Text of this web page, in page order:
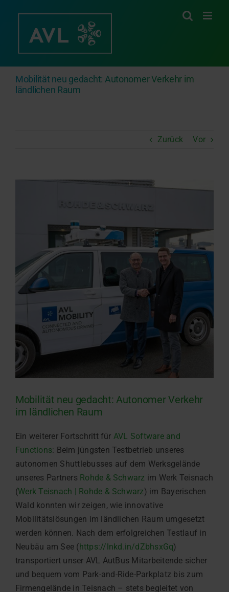
Mobilität neu gedacht: Autonomer Verkehr im
ländlichen Raum
Zurück Vor
Mobilität neu gedacht: Autonomer Verkehr
im ländlichen Raum
Ein weiterer Fortschritt für AVL Software and
Functions: Beim jüngsten Testbetrieb unseres
autonomen Shuttlebusses auf dem Werksgelände
unseres Partners Rohde & Schwarz im Werk Teisnach
(Werk Teisnach | Rohde & Schwarz) im Bayerischen
Wald konnten wir zeigen, wie innovative
Mobilitätslösungen im ländlichen Raum umgesetzt
werden können. Nach dem erfolgreichen Testlauf in
Neubäu am See (https://lnkd.in/dZbhsxGq)
transportiert unser AVL AutBus Mitarbeitende sicher
und bequem vom Park-and-Ride-Parkplatz bis zum
Firmengelände in Teisnach – stets begleitet von